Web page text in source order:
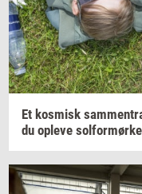
Et kos­misk
du op­le­ve